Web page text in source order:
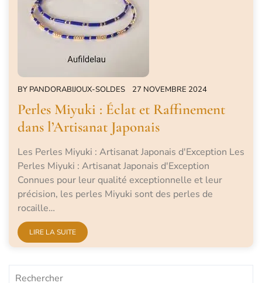
BY PANDORABIJOUX-SOLDES 27 NOVEMBRE 2024
Perles Miyuki : Éclat et Raffinement
dans l’Artisanat Japonais
Les Perles Miyuki : Artisanat Japonais d'Exception Les
Perles Miyuki : Artisanat Japonais d'Exception
Connues pour leur qualité exceptionnelle et leur
précision, les perles Miyuki sont des perles de
rocaille…
LIRE LA SUITE
Rechercher